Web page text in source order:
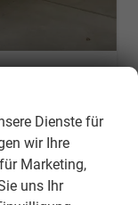
Gang
White
Dienste für
wir Ihre
Marketing,
uns Ihr